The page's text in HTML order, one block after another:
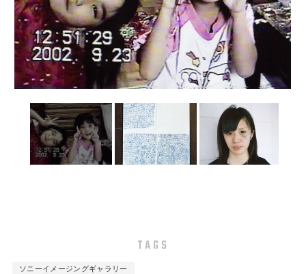
TAGS
ソニーイメージングギャラリー